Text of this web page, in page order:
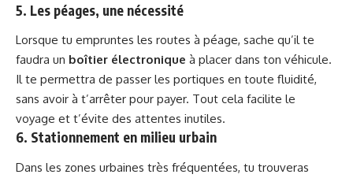
5. Les péages, une nécessité
Lorsque tu empruntes les routes à péage, sache qu’il te
faudra un boîtier électronique à placer dans ton véhicule.
Il te permettra de passer les portiques en toute fluidité,
sans avoir à t’arrêter pour payer. Tout cela facilite le
voyage et t’évite des attentes inutiles.
6. Stationnement en milieu urbain
Dans les zones urbaines très fréquentées, tu trouveras